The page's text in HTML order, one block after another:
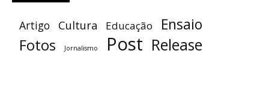
Artigo Cultura Educação Ensaio
Fotos Jornalismo Post Release